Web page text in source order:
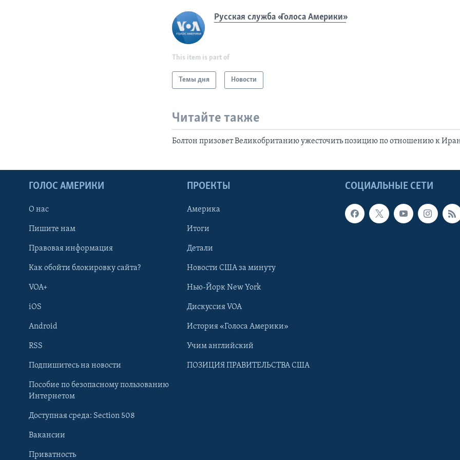
Learning English
Русская служба «Голоса Америки»
This item is part of
Темы дня Новости
Читайте также
Болтон призовет Великобританию ужесточить позицию по отношению к
СОЦИАЛЬНЫЕ СЕТИ
ГОЛОС АМЕРИКИ
О нас
Пишите нам
Правовая информация
Как обойти блокировку сайта?
VOA+
iOS
Android
RSS
Подпишитесь на новости
Пособие по безопасному пользованию
Интернетом
Доступная среда: Section 508
Вакансии
Приватность
ПРОЕКТЫ
Америка
Итоги
Детали
Новости США за минуту
Нью-Йорк New York
Дискуссия VOA
История «Голоса Америки»
Учим английский
ПОЗИЦИЯ ПРАВИТЕЛЬСТВА США